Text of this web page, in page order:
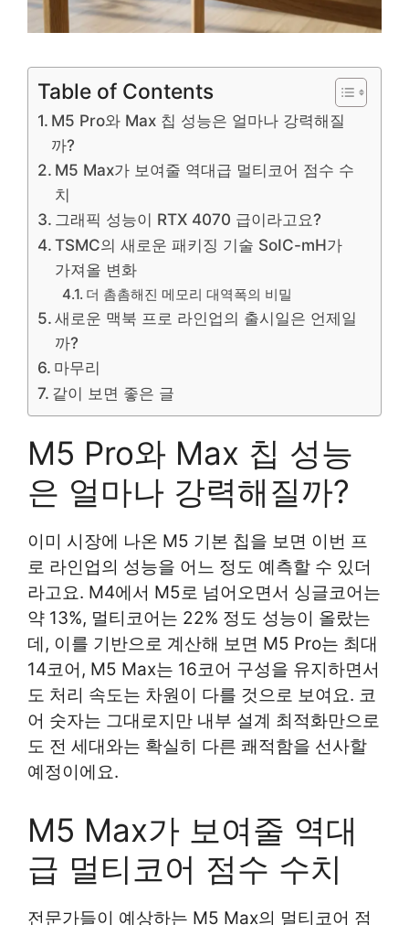
Table of Contents
M5 Pro와 Max 칩 성능은 얼마나 강력해질
까?
M5 Max가 보여줄 역대급 멀티코어 점수 수
치
그래픽 성능이 RTX 4070 급이라고요?
TSMC의 새로운 패키징 기술 SoIC-mH가
가져올 변화
더 촘촘해진 메모리 대역폭의 비밀
새로운 맥북 프로 라인업의 출시일은 언제일
까?
마무리
같이 보면 좋은 글
M5 Pro와 Max 칩 성능
은 얼마나 강력해질까?
이미 시장에 나온 M5 기본 칩을 보면 이번 프
로 라인업의 성능을 어느 정도 예측할 수 있더
라고요. M4에서 M5로 넘어오면서 싱글코어는
약 13%, 멀티코어는 22% 정도 성능이 올랐는
데, 이를 기반으로 계산해 보면 M5 Pro는 최대
14코어, M5 Max는 16코어 구성을 유지하면서
도 처리 속도는 차원이 다를 것으로 보여요. 코
어 숫자는 그대로지만 내부 설계 최적화만으로
도 전 세대와는 확실히 다른 쾌적함을 선사할
예정이에요.
M5 Max가 보여줄 역대
급 멀티코어 점수 수치
전문가들이 예상하는 M5 Max의 멀티코어 점